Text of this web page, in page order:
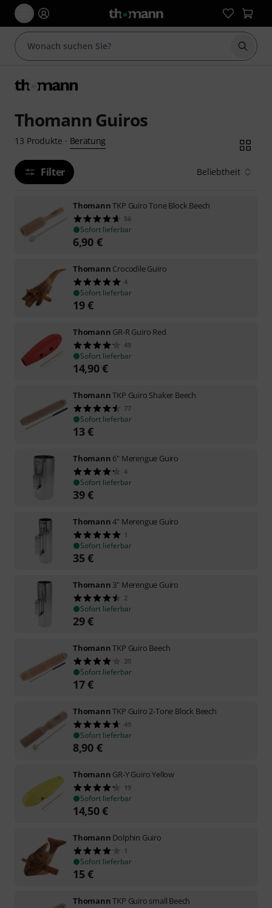
Suche
Thomann Guiros
13 Produkte · Beratung
Filter Beliebtheit
ThomannTKP Guiro Tone Block Beech
56
Sofort lieferbar
6,90 €
Thomann Crocodile Guiro
4
Sofort lieferbar
19€
Thomann GR-R Guiro Red
49
Sofort lieferbar
14,90€
ThomannTKP Guiro Shaker Beech
77
Sofort lieferbar
13€
Thomann 6" Merengue Guiro
4
Sofort lieferbar
39€
Thomann4" Merengue Guiro
1
Sofort lieferbar
35€
Thomann 3" Merengue Guiro
2
Sofort lieferbar
29€
ThomannTKP Guiro Beech
20
Sofort lieferbar
17€
ThomannTKP Guiro 2-Tone Block Beech
49
Sofort lieferbar
8,90 €
Thomann GR-Y Guiro Yellow
19
Sofort lieferbar
14,50€
Thomann Dolphin Guiro
1
Sofort lieferbar
15€
ThomannTKP Guiro small Beech